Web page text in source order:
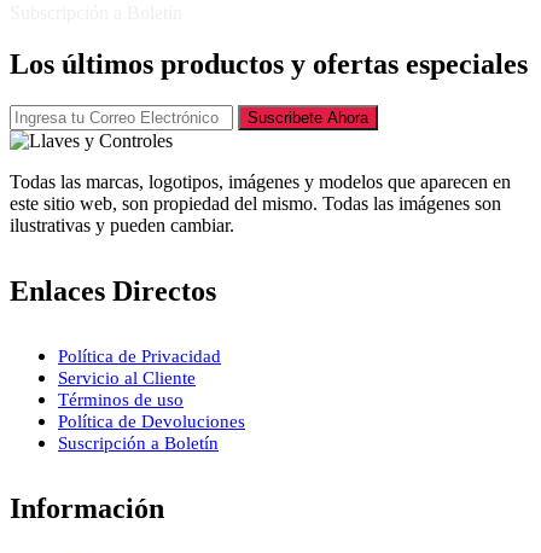
Los últimos productos y ofertas especiales
Suscribete Ahora
Todas las marcas, logotipos, imágenes y modelos que aparecen en
este sitio web, son propiedad del mismo. Todas las imágenes son
ilustrativas y pueden cambiar.
Enlaces Directos
Política de Privacidad
Servicio al Cliente
Términos de uso
Política de Devoluciones
Suscripción a Boletín
Información